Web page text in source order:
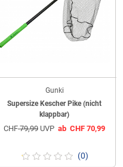
Gunki
Supersize Kescher Pike (nicht
klappbar)
CHF79,99 UVP ab CHF 70,99
(0)